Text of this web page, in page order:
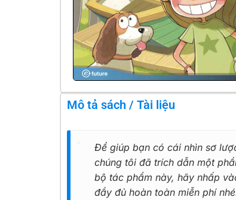
Mô tả sách / Tài liệu
Để giúp bạn có cái nhìn sơ
chúng tôi đã trích dẫn một
bộ tác phẩm này, hãy nhấp
đầy đủ hoàn toàn miễn phí